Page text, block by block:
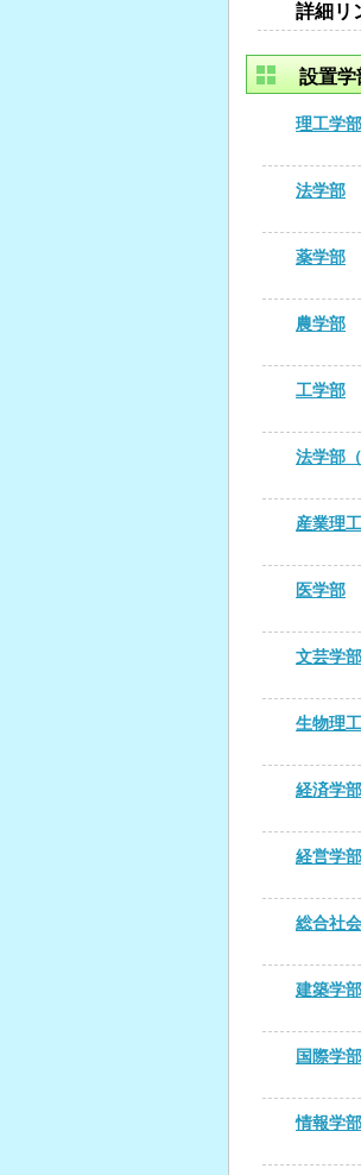
詳細リ
設置学
理工学部
法学部
薬学部
農学部
工学部
法学部（
産業理
医学部
文芸学部
生物理
経済学部
経営学部
総合社
建築学部
国際学部
情報学部